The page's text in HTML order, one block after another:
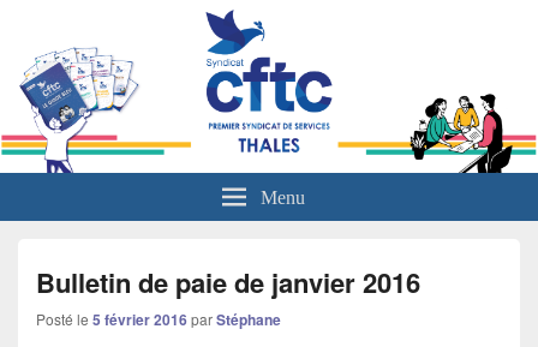
L'actualité sociale du groupe Thales
Menu
Bulletin de paie de janvier 2016
Posté le 5 février 2016parStéphane